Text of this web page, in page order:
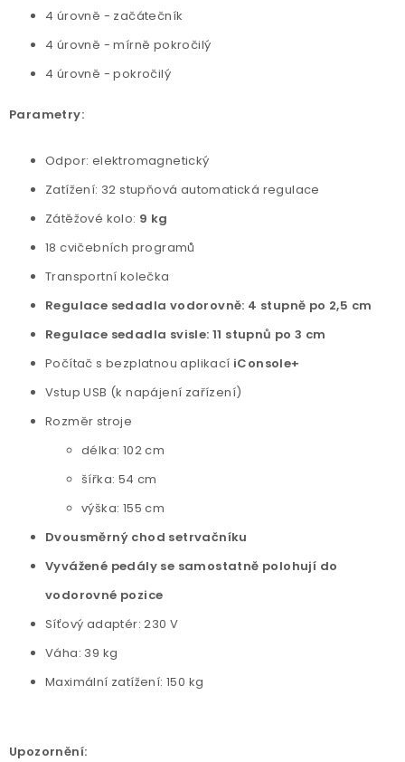
4 úrovně - začátečník
4 úrovně - mírně pokročilý
4 úrovně - pokročilý
Parametry:
Odpor: elektromagnetický
Zatížení: 32 stupňová automatická regulace
Zátěžové kolo: 9 kg
18 cvičebních programů
Transportní kolečka
Regulace sedadla vodorovně: 4 stupně po 2,5 cm
Regulace sedadla svisle: 11 stupnů po 3 cm
Počítač s bezplatnou aplikací iConsole+
Vstup USB (k napájení zařízení)
Rozměr stroje
délka: 102 cm
šířka: 54 cm
výška: 155 cm
Dvousměrný chod setrvačníku
Vyvážené pedály se samostatně polohují do
vodorovné pozice
Síťový adaptér: 230 V
Váha: 39 kg
Maximální zatížení: 150 kg
Upozornění: